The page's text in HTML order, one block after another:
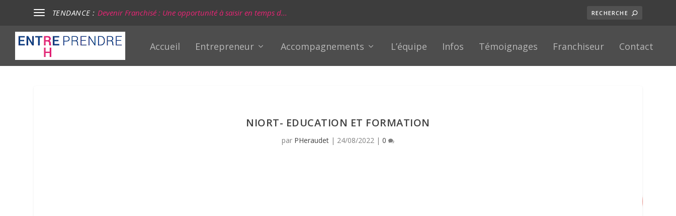
TENDANCE : Devenir Franchisé : Une opportunité à saisir en temps d...
Accueil Entrepreneur Accompagnements L’équipe Infos Témoignages Franchiseur Contact
NIORT- EDUCATION ET FORMATION
par PHeraudet | 24/08/2022 | 0